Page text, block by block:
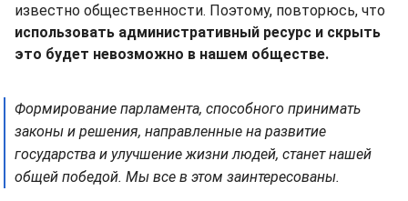
известно общественности. Поэтому, повторюсь, что
использовать административный ресурс и скрыть
это будет невозможно в нашем обществе.
Формирование парламента, способного принимать
законы и решения, направленные на развитие
государства и улучшение жизни людей, станет нашей
общей победой. Мы все в этом заинтересованы.